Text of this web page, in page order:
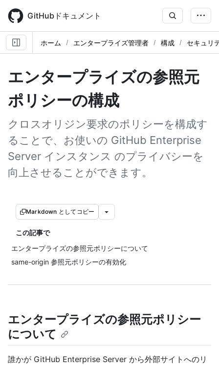
main
content
GitHubドキュメント
ホーム エンタープライズ管理者 構成 セキュリ
エンタープライズの参照元
ポリシーの構成
クロスオリジン要求のポリシーを構成す
ることで、お使いの GitHub Enterprise
Server インスタンス のプライバシーを
向上させることができます。
Markdown としてコピー
この記事で
エンタープライズの参照元ポリシーについて
same-origin 参照元ポリシーの有効化
エンタープライズの参照元ポリシー
について
誰かが GitHub Enterprise Server から外部サイトへのリ